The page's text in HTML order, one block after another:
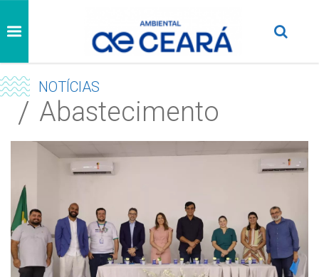
NOTÍCIAS
Abastecimento